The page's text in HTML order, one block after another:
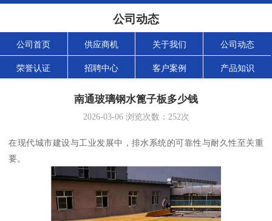
公司动态
公司首页 供应商机 关于我们 公司动态
荣誉认证 招聘中心 客户案例 产品知识
南通玻璃钢水篦子板多少钱
2026-03-06浏览次数： 252次
在现代城市建设与工业发展中，排水系统的可靠性与耐久性至关重
要。